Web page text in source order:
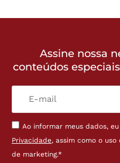
Assine nossa
conteúdos
Ao informar meus dados,
Privacidade, assim como o
de marketing.*